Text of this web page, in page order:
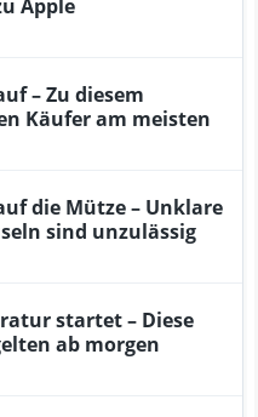
Apple
– Zu diesem
Käufer am meisten
die Mütze – Unklare
sind unzulässig
startet – Diese
ab morgen